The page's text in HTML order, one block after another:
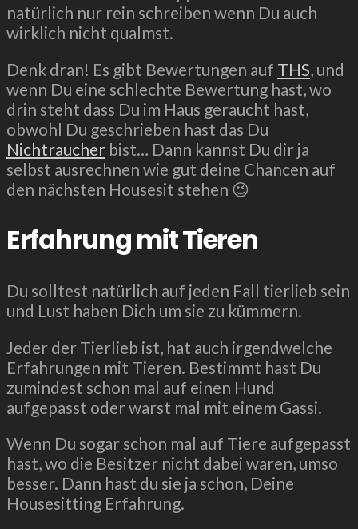
natürlich nur rein schreiben wenn Du auch
wirklich nicht qualmst.
Denk dran! Es gibt Bewertungen auf THS, und
wenn Du eine schlechte Bewertung hast, wo
drin steht dass Du im Haus geraucht hast,
obwohl Du geschrieben hast das Du
Nichtraucher bist… Dann kannst Du dir ja
selbst ausrechnen wie gut deine Chancen auf
den nächsten Housesit stehen 😉
Erfahrung mit Tieren
Du solltest natürlich auf jeden Fall tierlieb sein
und Lust haben Dich um sie zu kümmern.
Jeder der Tierlieb ist, hat auch irgendwelche
Erfahrungen mit Tieren. Bestimmt hast Du
zumindest schon mal auf einen Hund
aufgepasst oder warst mal mit einem Gassi.
Wenn Du sogar schon mal auf Tiere aufgepasst
hast, wo die Besitzer nicht dabei waren, umso
besser. Dann hast du sie ja schon, Deine
Housesitting Erfahrung.